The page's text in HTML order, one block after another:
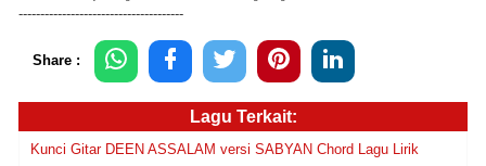
--------------------------------------
Share :
Lagu Terkait:
Kunci Gitar DEEN ASSALAM versi SABYAN Chord Lagu Lirik